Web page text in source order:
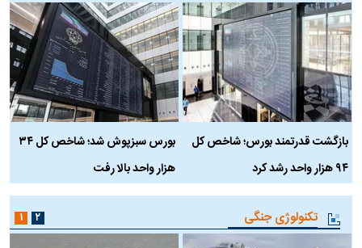
بازگشت قدرتمند بورس؛ شاخص کل
۹۴ هزار واحد رشد کرد
بورس سبزپوش شد؛ شاخص کل ۳۴
هزار واحد بالا رفت
تکنولوژی جنگی ۱ ۲